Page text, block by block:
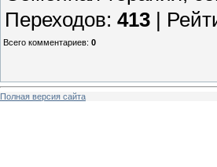
Переходов: 413 |
Всего комментариев: 0
Полная версия сайта